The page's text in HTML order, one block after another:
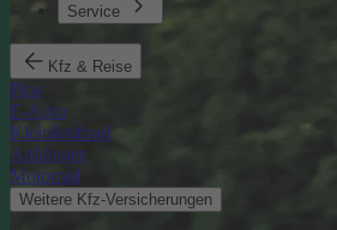
Service
Kfz & Reise
Pkw
E-Auto
Kleinkraftrad
Anhänger
Motorrad
Weitere Kfz-Versicherungen